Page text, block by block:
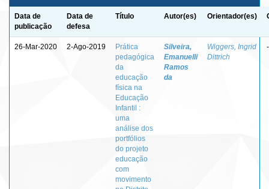
Data de
publicação
Data de
defesa
Título Autor(es) Orientador(es)
26-Mar-2020 2-Ago-2019
Prática
pedagógica
da
educação
física na
Educação
Infantil :
uma
análise dos
portfólios
do projeto
educação
com
movimento
Silveira,
Emanuelli
Ramos
da
Wiggers, Ingrid
Dittrich
-